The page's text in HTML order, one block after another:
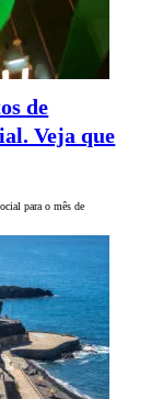
de
Veja que
para o mês de